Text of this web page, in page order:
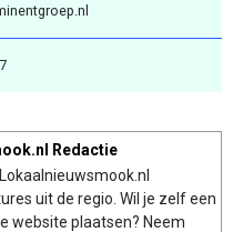
Redactie
uit de regio. Wil je zelf een
website plaatsen? Neem